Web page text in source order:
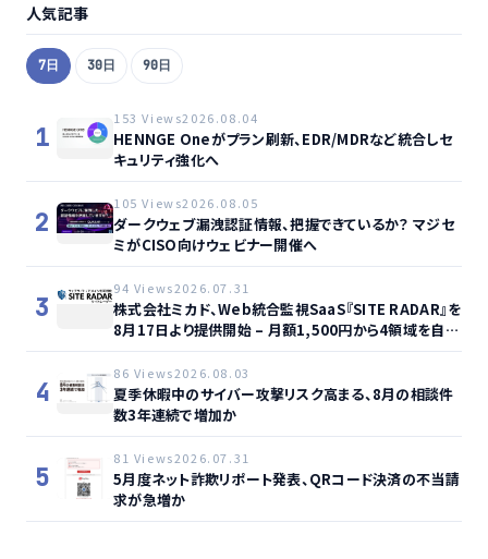
人気記事
7日 30日 90日
1
153 Views2026.08.04
HENNGE Oneがプラン刷新、EDR/MDRなど統合しセ
キュリティ強化へ
2
105 Views2026.08.05
ダークウェブ漏洩認証情報、把握できているか？ マジセ
ミがCISO向けウェビナー開催へ
3
94 Views2026.07.31
株式会社ミカド、Web統合監視SaaS『SITE RADAR』を
8月17日より提供開始 – 月額1,500円から4領域を自動
監視、動的サイト…
4
86 Views2026.08.03
夏季休暇中のサイバー攻撃リスク高まる、8月の相談件
数3年連続で増加か
5
81 Views2026.07.31
5月度ネット詐欺リポート発表、QRコード決済の不当請
求が急増か